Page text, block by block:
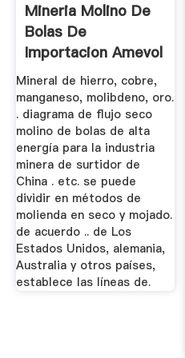
Mineria Molino De
Bolas De
Importacion Amevol
Mineral de hierro, cobre,
manganeso, molibdeno, oro.
. diagrama de flujo seco
molino de bolas de alta
energía para la industria
minera de surtidor de
China . etc. se puede
dividir en métodos de
molienda en seco y mojado.
de acuerdo .. de Los
Estados Unidos, alemania,
Australia y otros países,
establece las líneas de.